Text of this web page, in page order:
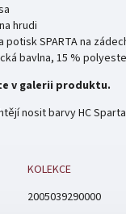
hrudi
SPARTA na
bavlna, 15 %
v galerii produktu.
nosit barvy HC
KOLEKCE
2005039290000